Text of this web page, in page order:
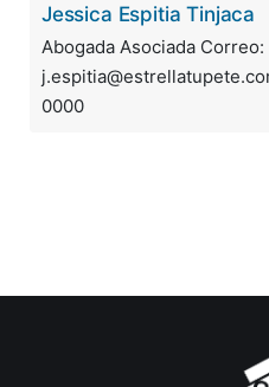
Jessica Espitia Tinjaca
Abogada Asociada Correo:
0000